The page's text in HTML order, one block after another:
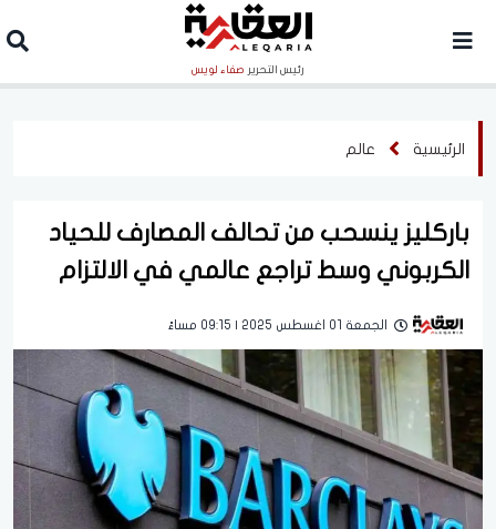
رئيس التحرير صفاء لويس
الرئيسية عالم
باركليز ينسحب من تحالف المصارف للحياد
الكربوني وسط تراجع عالمي في الالتزام
الجمعة 01 اغسطس 2025 | 09:15 مساءً